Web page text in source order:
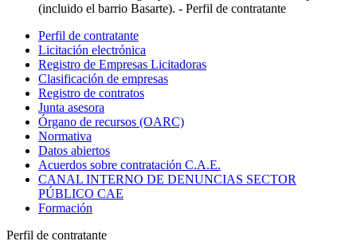
(incluido el barrio Basarte). - Perfil de contratante
Perfil de contratante
Licitación electrónica
Registro de Empresas Licitadoras
Clasificación de empresas
Registro de contratos
Junta asesora
Órgano de recursos (OARC)
Normativa
Datos abiertos
Acuerdos sobre contratación C.A.E.
CANAL INTERNO DE DENUNCIAS SECTOR
PÚBLICO CAE
Formación
Perfil de contratante